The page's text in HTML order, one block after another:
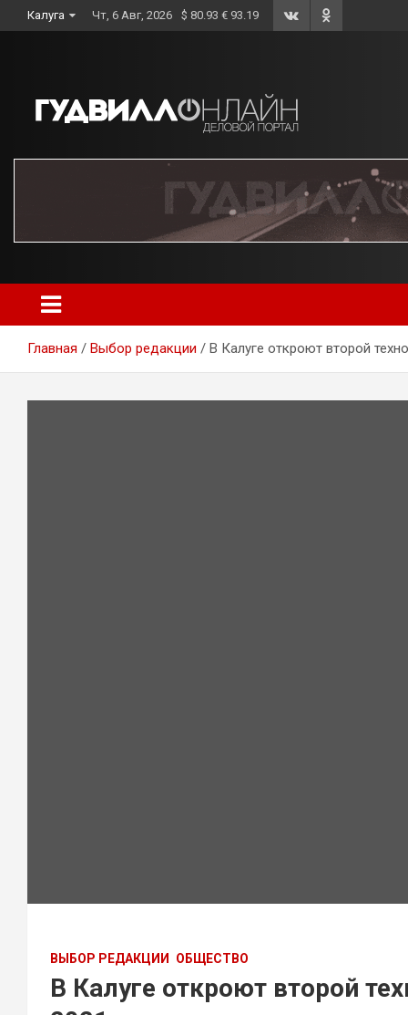
to
Калуга Чт, 6 Авг, 2026 $ 80.93 € 93.19
Главная Выбор редакции В Калуге откроют второй
ВЫБОР РЕДАКЦИИ ОБЩЕСТВО
В Калуге откроют второй